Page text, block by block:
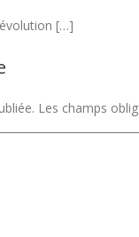
[…]
Les champs